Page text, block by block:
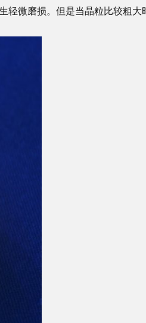
轻微磨损。但是当晶粒比较粗大